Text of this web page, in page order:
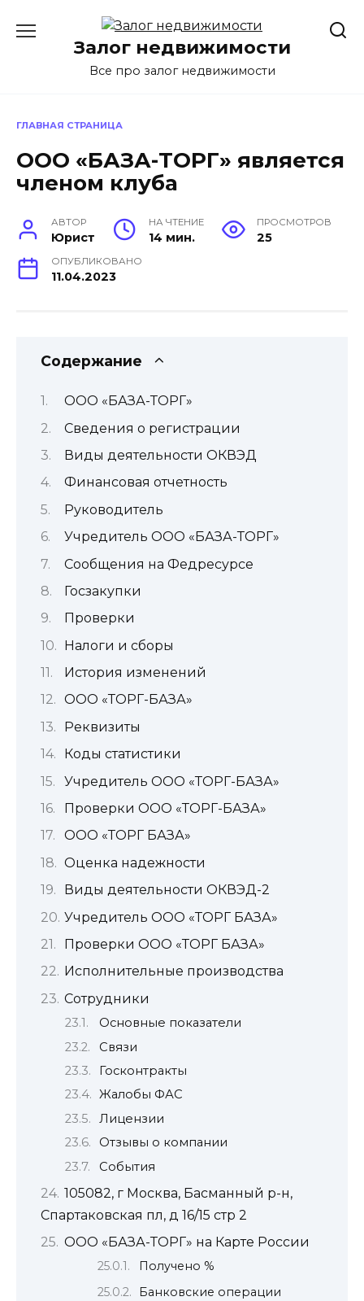
содержаниюЗалог недвижимости
Все про залог недвижимости
ГЛАВНАЯ СТРАНИЦА
ООО «БАЗА-ТОРГ» является
членом клуба
АВТОР
Юрист
НА ЧТЕНИЕ
14 мин.
ПРОСМОТРОВ
25
ОПУБЛИКОВАНО
11.04.2023
Содержание
ООО «БАЗА-ТОРГ»
Сведения о регистрации
Виды деятельности ОКВЭД
Финансовая отчетность
Руководитель
Учредитель ООО «БАЗА-ТОРГ»
Сообщения на Федресурсе
Госзакупки
Проверки
Налоги и сборы
История изменений
ООО «ТОРГ-БАЗА»
Реквизиты
Коды статистики
Учредитель ООО «ТОРГ-БАЗА»
Проверки ООО «ТОРГ-БАЗА»
ООО «ТОРГ БАЗА»
Оценка надежности
Виды деятельности ОКВЭД-2
Учредитель ООО «ТОРГ БАЗА»
Проверки ООО «ТОРГ БАЗА»
Исполнительные производства
Сотрудники
Основные показатели
Связи
Госконтракты
Жалобы ФАС
Лицензии
Отзывы о компании
События
105082, г Москва, Басманный р-н,
Спартаковская пл, д 16/15 стр 2
ООО «БАЗА-ТОРГ» на Карте России
Получено %
Банковские операции